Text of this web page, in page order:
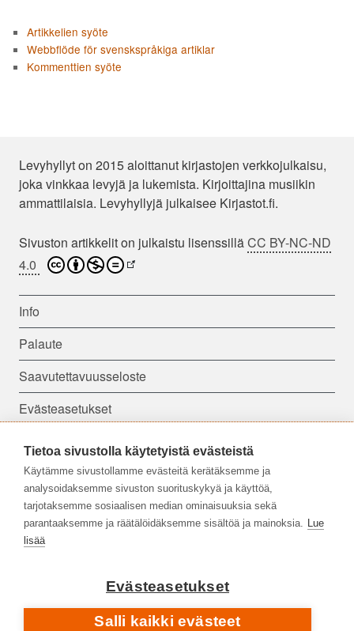
Artikkelien syöte
Webbflöde för svenskspråkiga artiklar
Kommenttien syöte
Levyhyllyt on 2015 aloittanut kirjastojen verkkojulkaisu,
joka vinkkaa levyjä ja lukemista. Kirjoittajina musiikin
ammattilaisia. Levyhyllyjä julkaisee Kirjastot.fi.
Sivuston artikkelit on julkaistu lisenssilläCC BY-NC-ND
4.0
Info
Palaute
Saavutettavuusseloste
Evästeasetukset
Seuraa meitä:
Tietoa sivustolla käytetyistä evästeistä
Käytämme sivustollamme evästeitä kerätäksemme ja
analysoidaksemme sivuston suorituskykyä ja käyttöä,
tarjotaksemme sosiaalisen median ominaisuuksia sekä
parantaaksemme ja räätälöidäksemme sisältöä ja mainoksia. Lue
lisää
Evästeasetukset
Salli kaikki evästeet